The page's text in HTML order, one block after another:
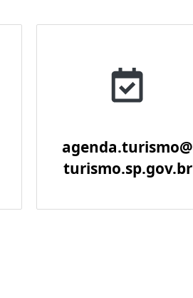
agenda.turismo@
turismo.sp.gov.br